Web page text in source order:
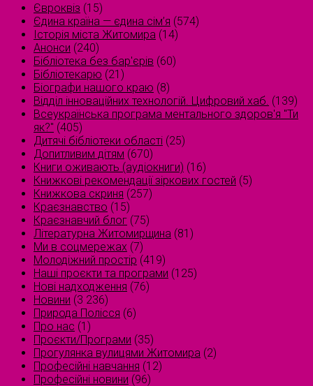
Євроквіз (15)
Єдина країна — єдина сім’я (574)
Історія міста Житомира (14)
Анонси (240)
Бібліотека без бар'єрів (60)
Бібліотекарю (21)
Біографи нашого краю (8)
Відділ інноваційних технологій. Цифровий хаб. (139)
Всеукраїнська програма ментального здоров'я "Ти
як?" (405)
Дитячі бібліотеки області (25)
Допитливим дітям (670)
Книги оживають (аудіокниги) (16)
Книжкові рекомендації зіркових гостей (5)
Книжкова скриня (257)
Краєзнавство (15)
Краєзнавчий блог (75)
Літературна Житомирщина (81)
Ми в соцмережах (7)
Молодіжний простір (419)
Наші проєкти та програми (125)
Нові надходження (76)
Новини (3 236)
Природа Полісся (6)
Про нас (1)
Проєкти/Програми (35)
Прогулянка вулицями Житомира (2)
Професійні навчання (12)
Професійні новини (96)